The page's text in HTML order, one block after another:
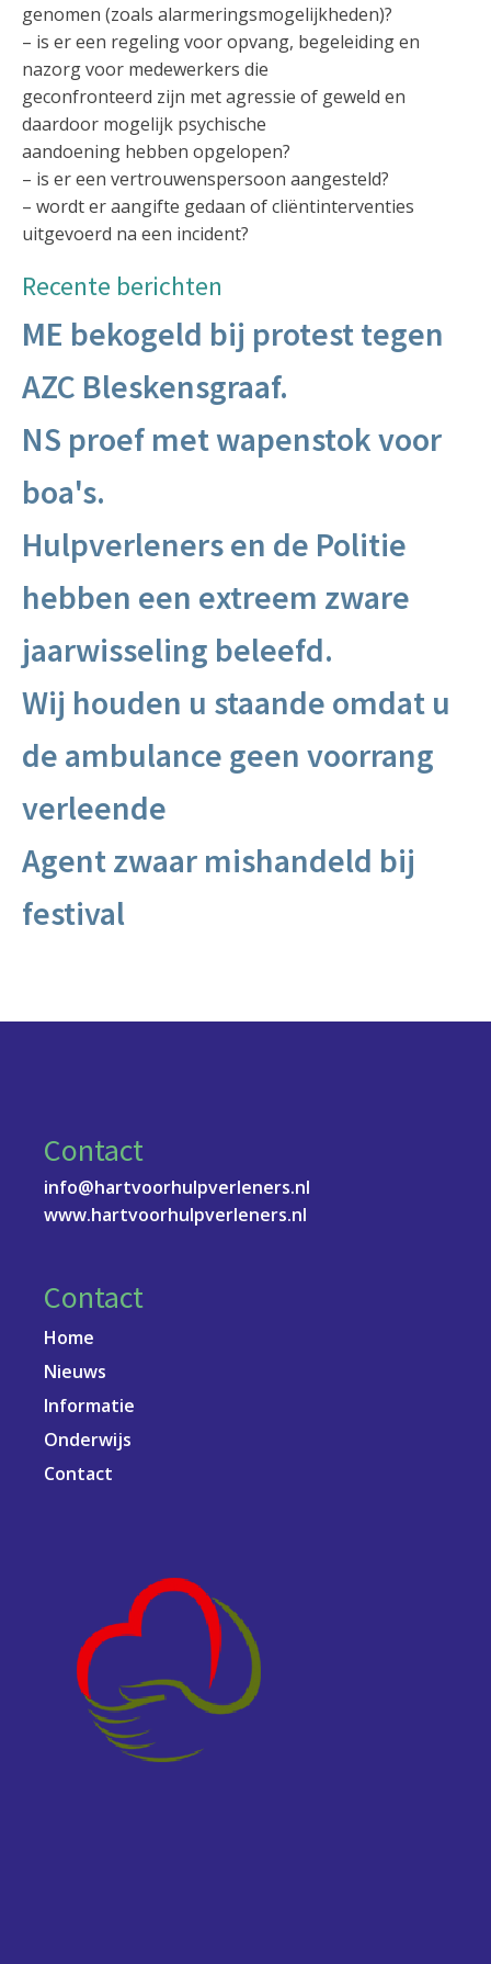
genomen (zoals alarmeringsmogelijkheden)?
– is er een regeling voor opvang, begeleiding en
nazorg voor medewerkers die
geconfronteerd zijn met agressie of geweld en
daardoor mogelijk psychische
aandoening hebben opgelopen?
– is er een vertrouwenspersoon aangesteld?
– wordt er aangifte gedaan of cliëntinterventies
uitgevoerd na een incident?
Recente berichten
ME bekogeld bij protest tegen
AZC Bleskensgraaf.
NS proef met wapenstok voor
boa's.
Hulpverleners en de Politie
hebben een extreem zware
jaarwisseling beleefd.
Wij houden u staande omdat u
de ambulance geen voorrang
verleende
Agent zwaar mishandeld bij
festival
Contact
info@hartvoorhulpverleners.nl
www.hartvoorhulpverleners.nl
Contact
Home
Nieuws
Informatie
Onderwijs
Contact